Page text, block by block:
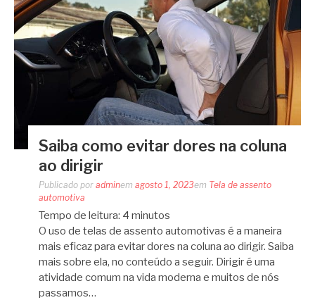
Saiba como evitar dores na coluna
ao dirigir
Publicado por adminem agosto 1, 2023em Tela de assento
automotiva
Tempo de leitura: 4 minutos
O uso de telas de assento automotivas é a maneira
mais eficaz para evitar dores na coluna ao dirigir. Saiba
mais sobre ela, no conteúdo a seguir. Dirigir é uma
atividade comum na vida moderna e muitos de nós
passamos…